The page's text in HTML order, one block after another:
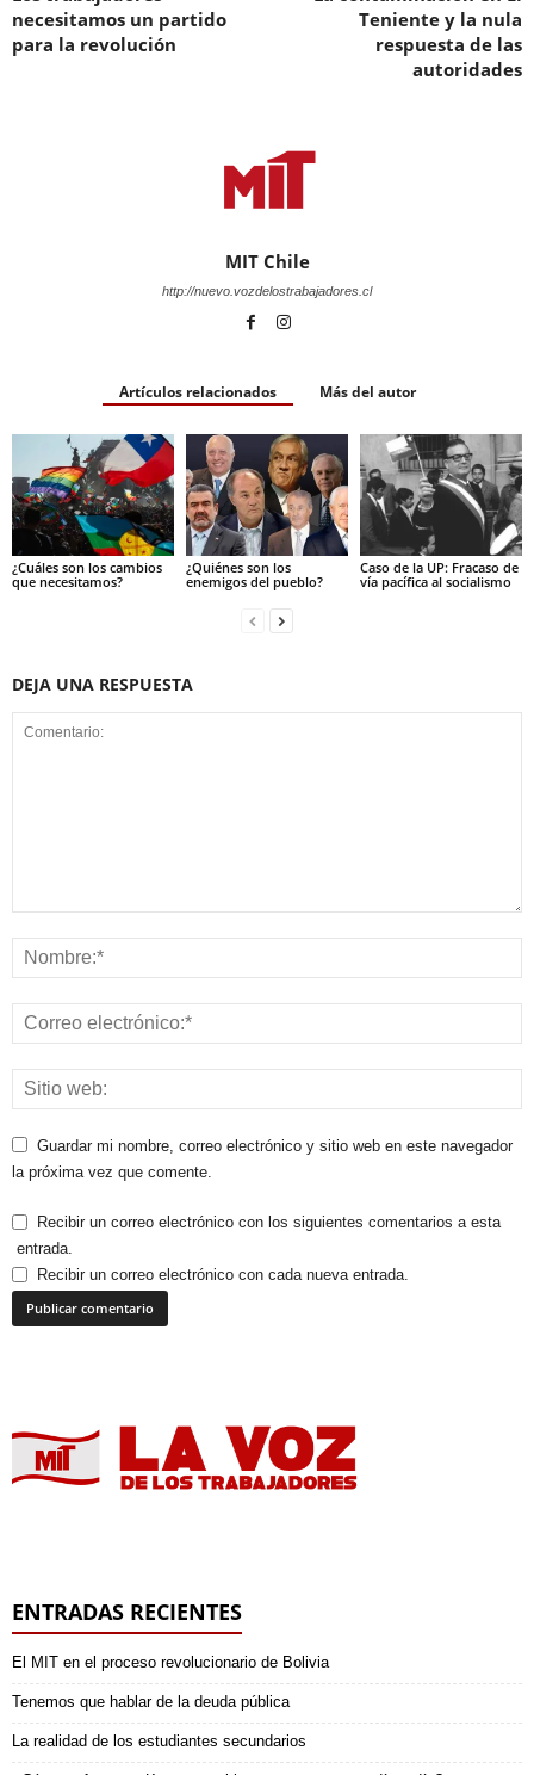
necesitamos un partido
para la revolución
Teniente y la nula
respuesta de las
autoridades
MIT Chile
http://nuevo.vozdelostrabajadores.cl
Artículos relacionados Más del autor
¿Cuáles son los cambios
que necesitamos?
¿Quiénes son los
enemigos del pueblo?
Caso de la UP: Fracaso de
vía pacífica al socialismo
DEJA UNA RESPUESTA
Guardar mi nombre, correo electrónico y sitio web en este navegador
la próxima vez que comente.
Recibir un correo electrónico con los siguientes comentarios a esta
entrada.
Recibir un correo electrónico con cada nueva entrada.
ENTRADAS RECIENTES
El MIT en el proceso revolucionario de Bolivia
Tenemos que hablar de la deuda pública
La realidad de los estudiantes secundarios